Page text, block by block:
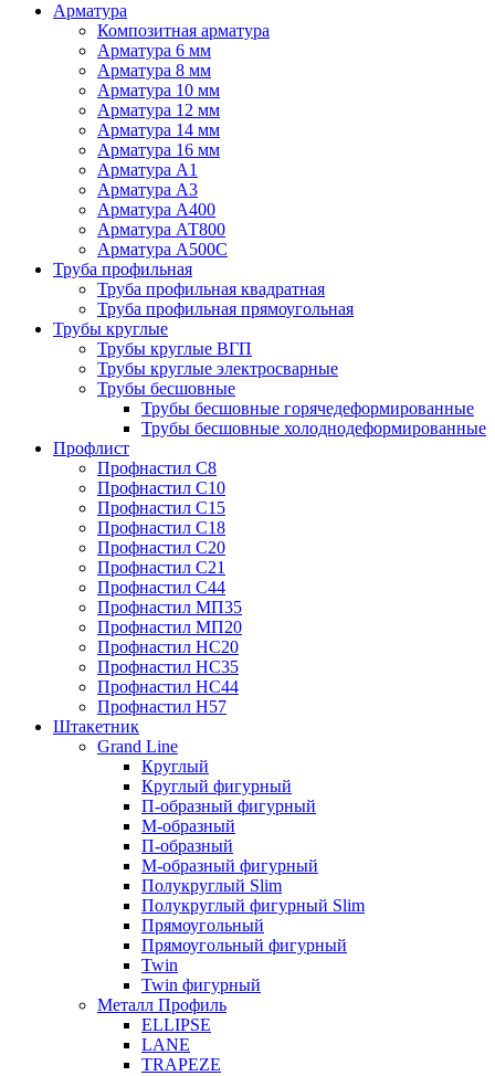
Арматура
Композитная арматура
Арматура 6 мм
Арматура 8 мм
Арматура 10 мм
Арматура 12 мм
Арматура 14 мм
Арматура 16 мм
Арматура А1
Арматура А3
Арматура А400
Арматура АТ800
Арматура А500С
Труба профильная
Труба профильная квадратная
Труба профильная прямоугольная
Трубы круглые
Трубы круглые ВГП
Трубы круглые электросварные
Трубы бесшовные
Трубы бесшовные горячедеформированные
Трубы бесшовные холоднодеформированные
Профлист
Профнастил С8
Профнастил С10
Профнастил С15
Профнастил С18
Профнастил С20
Профнастил С21
Профнастил С44
Профнастил МП35
Профнастил МП20
Профнастил НС20
Профнастил НС35
Профнастил НС44
Профнастил Н57
Штакетник
Grand Line
Круглый
Круглый фигурный
П-образный фигурный
М-образный
П-образный
М-образный фигурный
Полукруглый Slim
Полукруглый фигурный Slim
Прямоугольный
Прямоугольный фигурный
Twin
Twin фигурный
Металл Профиль
ELLIPSE
LАNE
TRAPEZE